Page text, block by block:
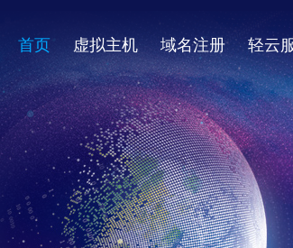
首页 虚拟主机 域名注册 轻云